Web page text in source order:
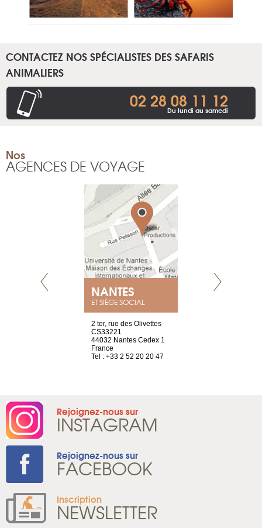
CONTACTEZ NOS SPÉCIALISTES DES SAFARIS
ANIMALIERS
02 28 08 11 12
Du lundi au samedi
Nos
AGENCES DE VOYAGE
NANTES
ET SIÈGE SOCIAL
2 ter, rue des Olivettes
CS33221
44032 Nantes Cedex 1
France
Tel : +33 2 52 20 20 47
Rejoignez-nous sur
INSTAGRAM
Rejoignez-nous sur
FACEBOOK
Inscription
NEWSLETTER